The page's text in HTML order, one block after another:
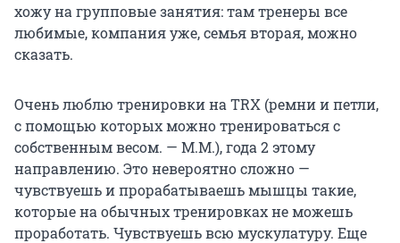
хожу на групповые занятия: там тренеры все
любимые, компания уже, семья вторая, можно
сказать.
Очень люблю тренировки на TRX (ремни и петли,
с помощью которых можно тренироваться с
собственным весом. — М.М.), года 2 этому
направлению. Это невероятно сложно —
чувствуешь и прорабатываешь мышцы такие,
которые на обычных тренировках не можешь
проработать. Чувствуешь всю мускулатуру. Еще